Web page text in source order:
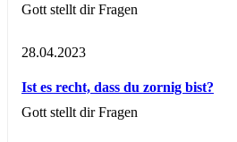
Gott stellt dir Fragen
28.04.2023
Ist es recht, dass du zornig bist?
Gott stellt dir Fragen